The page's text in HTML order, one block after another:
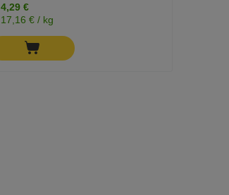
4,29 €
17,16 € / kg